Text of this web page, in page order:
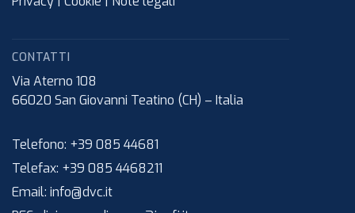
CONTATTI
Via Aterno 108
66020 San Giovanni Teatino (CH) – Italia
Telefono: +39 085 44681
Telefax: +39 085 4468211
Email: info@dvc.it